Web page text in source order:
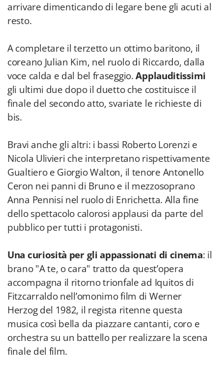
arrivare dimenticando di legare bene gli acuti al
resto.
A completare il terzetto un ottimo baritono, il
coreano Julian Kim, nel ruolo di Riccardo, dalla
voce calda e dal bel fraseggio.Applauditissimi
gli ultimi due dopo il duetto che costituisce il
finale del secondo atto, svariate le richieste di
bis.
Bravi anche gli altri: i bassi Roberto Lorenzi e
Nicola Ulivieri che interpretano rispettivamente
Gualtiero e Giorgio Walton, il tenore Antonello
Ceron nei panni di Bruno e il mezzosoprano
Anna Pennisi nel ruolo di Enrichetta. Alla fine
dello spettacolo calorosi applausi da parte del
pubblico per tutti i protagonisti.
Una curiosità per gli appassionati di cinema: il
brano "A te, o cara" tratto da quest’opera
accompagna il ritorno trionfale ad Iquitos di
Fitzcarraldo nell’omonimo film di Werner
Herzog del 1982, il regista ritenne questa
musica così bella da piazzare cantanti, coro e
orchestra su un battello per realizzare la scena
finale del film.